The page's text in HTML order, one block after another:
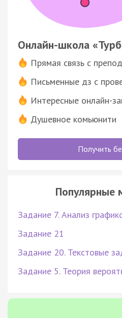
Онлайн-школа
Прямая связь с
Письменные дз с
Интересные онлайн-
Душевное комьюнити
Получить
Популярные
Задание 7. Анализ
Задание 21
Задание 20. Текстовые
Задание 5. Теория